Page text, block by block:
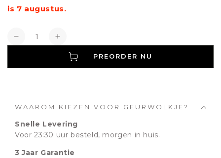
is 7 augustus.
Verlagen Verhogen
PREORDER NU
WAAROM KIEZEN VOOR GEURWOLKJE?
Snelle Levering
Voor 23:30 uur besteld, morgen in huis.
3 Jaar Garantie